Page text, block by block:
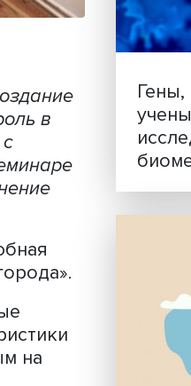
создание
роль в
с
на семинаре